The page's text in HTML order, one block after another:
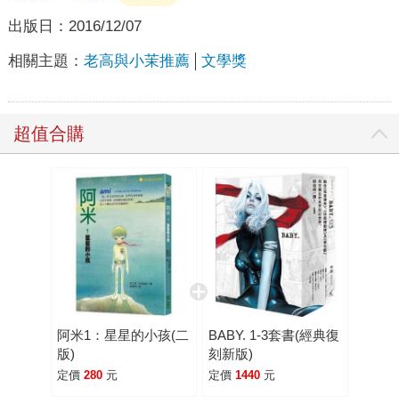
出版日： 2016/12/07
相關主題： 老高與小茉推薦 文學獎
超值合購
阿米1：星星的小孩(二
版)
定價 280 元
BABY. 1-3套書(經典復
刻新版)
定價 1440 元